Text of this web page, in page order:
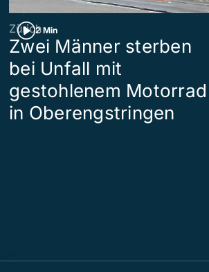
2 Min
Zürich
Zwei Männer sterben
bei Unfall mit
gestohlenem Motorrad
in Oberengstringen